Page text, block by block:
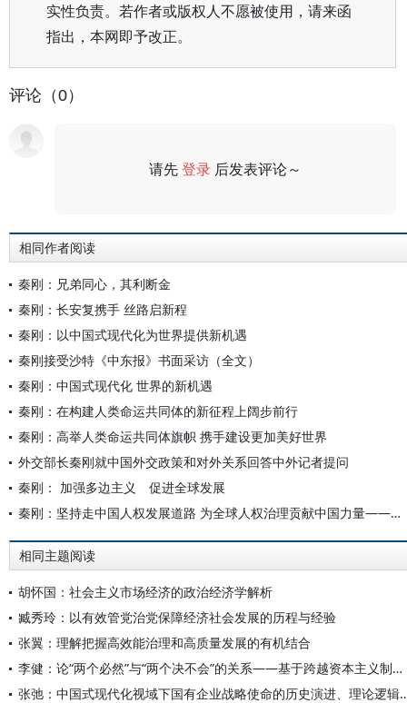
实性负责。若作者或版权人不愿被使用，请来函
指出，本网即予改正。
评论（0）
请先登录 后发表评论～
相同作者阅读
秦刚：兄弟同心，其利断金
秦刚：长安复携手 丝路启新程
秦刚：以中国式现代化为世界提供新机遇
秦刚接受沙特《中东报》书面采访（全文）
秦刚：中国式现代化 世界的新机遇
秦刚：在构建人类命运共同体的新征程上阔步前行
秦刚：高举人类命运共同体旗帜 携手建设更加美好世界
外交部长秦刚就中国外交政策和对外关系回答中外记者提问
秦刚： 加强多边主义 促进全球发展
秦刚：坚持走中国人权发展道路 为全球人权治理贡献中国力量——在联合国人权理事会第52届会议高级别会议上的讲话
相同主题阅读
胡怀国：社会主义市场经济的政治经济学解析
臧秀玲：以有效管党治党保障经济社会发展的历程与经验
张翼：理解把握高效能治理和高质量发展的有机结合
李健：论“两个必然”与“两个决不会”的关系——基于跨越资本主义制度“卡夫丁峡谷”设想的反思
张弛：中国式现代化视域下国有